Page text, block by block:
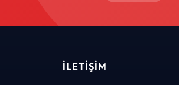
İLETIŞIM